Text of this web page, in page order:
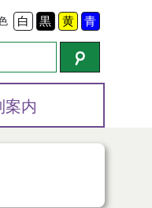
白 黒 黄 青
案内